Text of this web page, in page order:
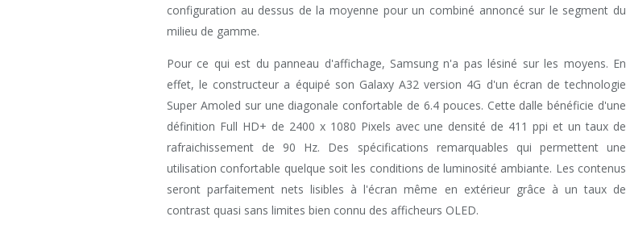
configuration au dessus de la moyenne pour un combiné annoncé sur le segment du
milieu de gamme.
Pour ce qui est du panneau d'affichage, Samsung n'a pas lésiné sur les moyens. En
effet, le constructeur a équipé son Galaxy A32 version 4G d'un écran de technologie
Super Amoled sur une diagonale confortable de 6.4 pouces. Cette dalle bénéficie d'une
définition Full HD+ de 2400 x 1080 Pixels avec une densité de 411 ppi et un taux de
rafraichissement de 90 Hz. Des spécifications remarquables qui permettent une
utilisation confortable quelque soit les conditions de luminosité ambiante. Les contenus
seront parfaitement nets lisibles à l'écran même en extérieur grâce à un taux de
contrast quasi sans limites bien connu des afficheurs OLED.